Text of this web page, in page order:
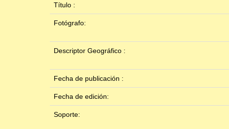
Título :
Fotógrafo:
Descriptor Geográfico :
Fecha de publicación :
Fecha de edición:
Soporte: